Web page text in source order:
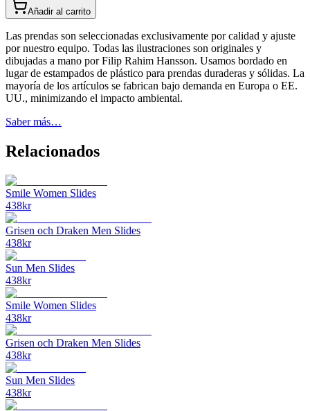
Añadir al carrito
Las prendas son seleccionadas exclusivamente por calidad y ajuste
por nuestro equipo. Todas las ilustraciones son originales y
dibujadas a mano por Filip Rahim Hansson. Usamos bordado en
lugar de estampados de plástico para prendas duraderas y sólidas. La
mayoría de los artículos se fabrican bajo demanda en Europa o EE.
UU., minimizando el impacto ambiental.
Saber más…
Relacionados
Smile Women Slides
438kr
Grisen och Draken Men Slides
438kr
Sun Men Slides
438kr
Smile Women Slides
438kr
Grisen och Draken Men Slides
438kr
Sun Men Slides
438kr